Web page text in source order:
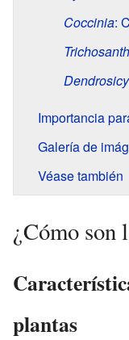
Coccinia:
Importancia
Galería de
Véase también
¿Cómo son
plantas